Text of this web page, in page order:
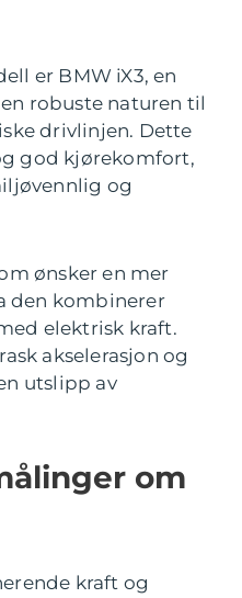
er BMW iX3, en
robuste naturen til
drivlinjen. Dette
god kjørekomfort,
og
ønsker en mer
den kombinerer
elektrisk kraft.
akselerasjon og
utslipp av
om
kraft og